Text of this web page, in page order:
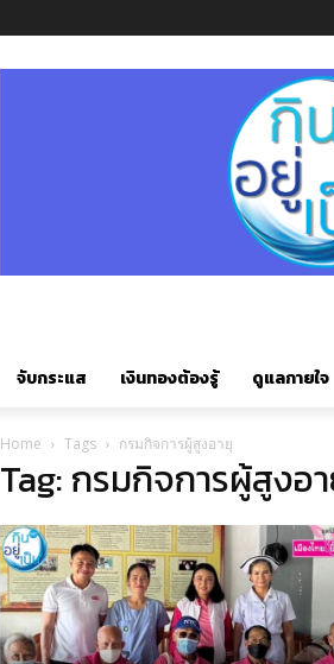
จับกระแส เงินทองต้องรู้ ดูแลกายใจ
Home Tags กรมกิจการผู้สูงอายุ
Tag: กรมกิจการผู้สูงอ